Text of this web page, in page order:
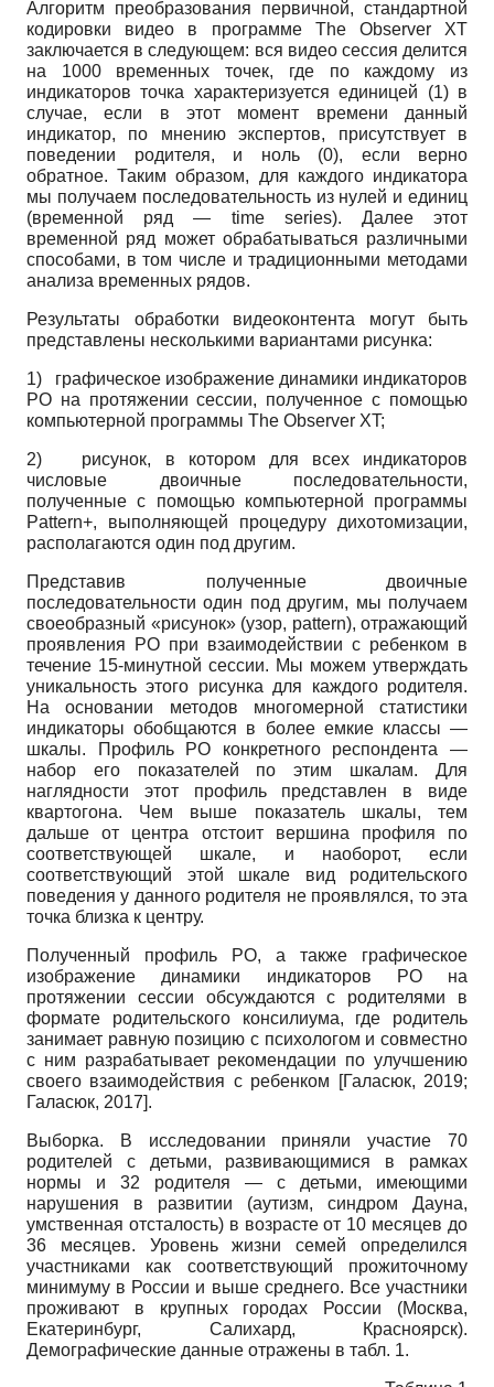
Алгоритм преобразования первичной, стандартной
кодировки видео в программе The Observer XT
заключается в следующем: вся видео сессия делится
на 1000 временных точек, где по каждому из
индикаторов точка характеризуется единицей (1) в
случае, если в этот момент времени данный
индикатор, по мнению экспертов, присутствует в
поведении родителя, и ноль (0), если верно
обратное. Таким образом, для каждого индикатора
мы получаем последовательность из нулей и единиц
(временной ряд — time series). Далее этот
временной ряд может обрабатываться различными
способами, в том числе и традиционными методами
анализа временных рядов.
Результаты обработки видеоконтента могут быть
представлены несколькими вариантами рисунка:
1) графическое изображение динамики индикаторов
РО на протяжении сессии, полученное с помощью
компьютерной программы The Observer XT;
2) рисунок, в котором для всех индикаторов
числовые двоичные последовательности,
полученные с помощью компьютерной программы
Pattern+, выполняющей процедуру дихотомизации,
располагаются один под другим.
Представив полученные двоичные
последовательности один под другим, мы получаем
своеобразный «рисунок» (узор, pattern), отражающий
проявления РО при взаимодействии с ребенком в
течение 15-минутной сессии. Мы можем утверждать
уникальность этого рисунка для каждого родителя.
На основании методов многомерной статистики
индикаторы обобщаются в более емкие классы —
шкалы. Профиль РО конкретного респондента —
набор его показателей по этим шкалам. Для
наглядности этот профиль представлен в виде
квартогона. Чем выше показатель шкалы, тем
дальше от центра отстоит вершина профиля по
соответствующей шкале, и наоборот, если
соответствующий этой шкале вид родительского
поведения у данного родителя не проявлялся, то эта
точка близка к центру.
Полученный профиль РО, а также графическое
изображение динамики индикаторов РО на
протяжении сессии обсуждаются с родителями в
формате родительского консилиума, где родитель
занимает равную позицию с психологом и совместно
с ним разрабатывает рекомендации по улучшению
своего взаимодействия с ребенком
[Галасюк, 2019;
Галасюк, 2017].
Выборка. В исследовании приняли участие 70
родителей с детьми, развивающимися в рамках
нормы и 32 родителя — с детьми, имеющими
нарушения в развитии (аутизм, синдром Дауна,
умственная отсталость) в возрасте от 10 месяцев до
36 месяцев. Уровень жизни семей определился
участниками как соответствующий прожиточному
минимуму в России и выше среднего. Все участники
проживают в крупных городах России (Москва,
Екатеринбург, Салихард, Красноярск).
Демографические данные отражены в табл. 1.